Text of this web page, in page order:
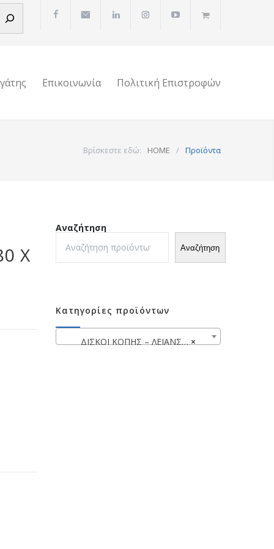
Επικοινωνία Πολιτική Επιστροφών
Βρίσκεστε εδώ: HOME / Προϊόντα
Χ
Αναζήτηση
Αναζήτηση
Κατηγορίες προϊόντων
×
ΔΙΣΚΟΙ ΚΟΠΗΣ – ΛΕΙΑΝΣΕΩΣ